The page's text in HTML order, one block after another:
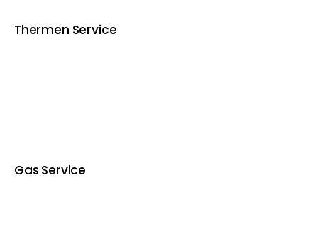
Thermen Service
Gas Service